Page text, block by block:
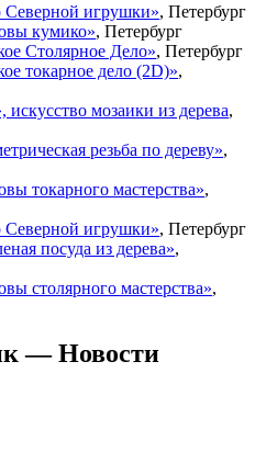
Фестивале
Столярного
Дела
2017
игрушки», Петербург
кумико», Петербург
Столярное Дело», Петербург
токарное дело (2D)»,
мозаики из дерева,
резьба по дереву»,
токарного мастерства»,
игрушки», Петербург
посуда из дерева»,
столярного мастерства»,
— Новости